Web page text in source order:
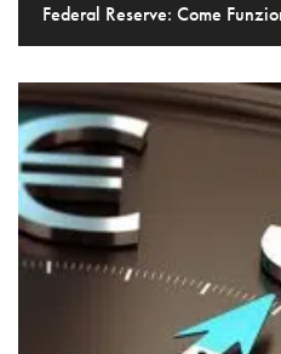
Federal Reserve: Come